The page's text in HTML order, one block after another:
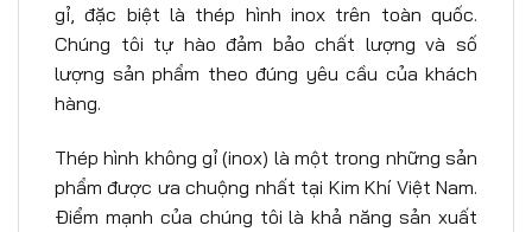
gỉ, đặc biệt là thép hình inox trên toàn quốc.
Chúng tôi tự hào đảm bảo chất lượng và số
lượng sản phẩm theo đúng yêu cầu của khách
hàng.
Thép hình không gỉ (inox) là một trong những sản
phẩm được ưa chuộng nhất tại Kim Khí Việt Nam.
Điểm mạnh của chúng tôi là khả năng sản xuất